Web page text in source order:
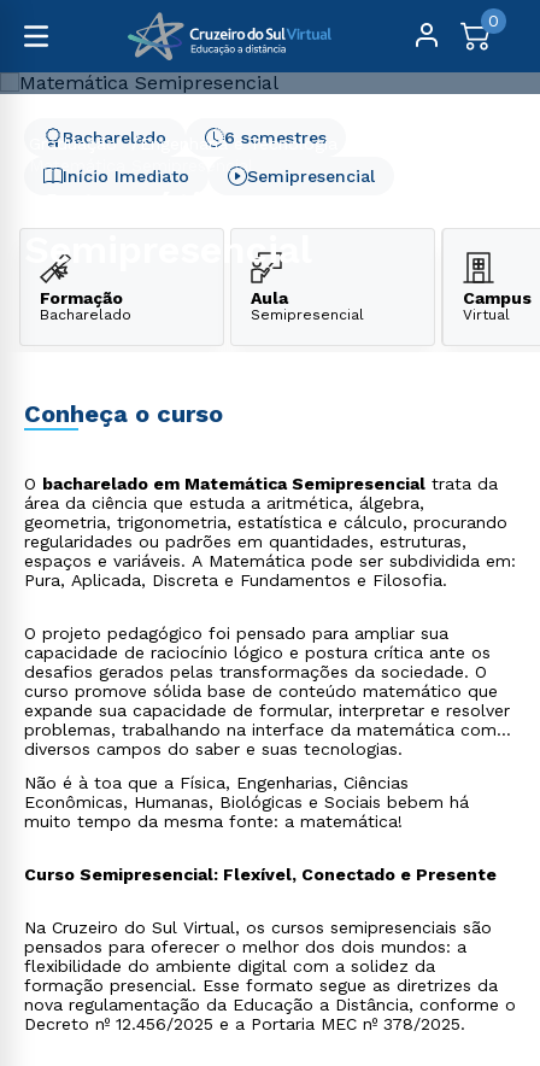
0
Graduação
Engenharia e Tecnologia
Matemática Semipresencial
Semipresencial
Início Imediato
6 semestres
Bacharelado
Semipresencial
Formação
Bacharelado
Aula
Semipresencial
Campus
Virtual
Conheça o curso
O bacharelado em Matemática Semipresencial trata da
área da ciência que estuda a aritmética, álgebra,
geometria, trigonometria, estatística e cálculo, procurando
regularidades ou padrões em quantidades, estruturas,
espaços e variáveis. A Matemática pode ser subdividida em:
Pura, Aplicada, Discreta e Fundamentos e Filosofia.
O projeto pedagógico foi pensado para ampliar sua
capacidade de raciocínio lógico e postura crítica ante os
desafios gerados pelas transformações da sociedade. O
curso promove sólida base de conteúdo matemático que
expande sua capacidade de formular, interpretar e resolver
problemas, trabalhando na interface da matemática com
diversos campos do saber e suas tecnologias.
Não é à toa que a Física, Engenharias, Ciências
Econômicas, Humanas, Biológicas e Sociais bebem há
muito tempo da mesma fonte: a matemática!
Curso Semipresencial: Flexível, Conectado e Presente
Na Cruzeiro do Sul Virtual, os cursos semipresenciais são
pensados para oferecer o melhor dos dois mundos: a
flexibilidade do ambiente digital com a solidez da
formação presencial. Esse formato segue as diretrizes da
nova regulamentação da Educação a Distância, conforme o
Decreto nº 12.456/2025 e a Portaria MEC nº 378/2025.